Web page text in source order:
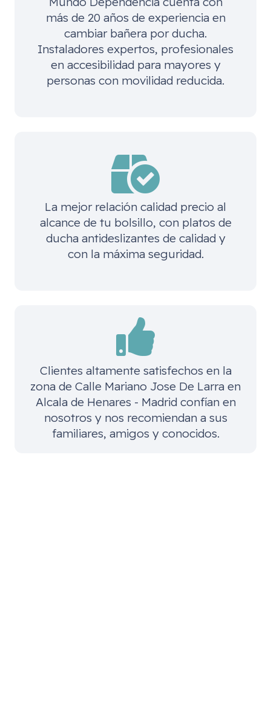
más de 20 años de experiencia en
cambiar bañera por ducha.
Instaladores expertos, profesionales
en accesibilidad para mayores y
personas con movilidad reducida.
La mejor relación calidad precio al
alcance de tu bolsillo, con platos de
ducha antideslizantes de calidad y
con la máxima seguridad.
Clientes altamente satisfechos en la
zona de Calle Mariano Jose De Larra en
Alcala de Henares - Madridconfían en
nosotros y nos recomiendan a sus
familiares, amigos y conocidos.